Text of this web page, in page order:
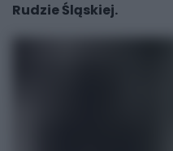
Rudzie Śląskiej.